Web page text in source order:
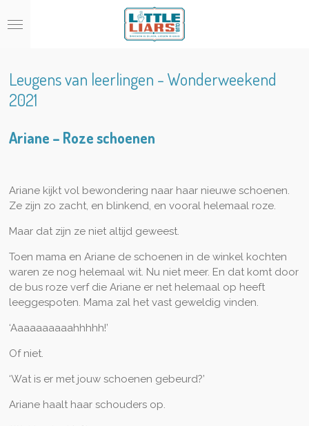
direct
hoofdinhoud
Leugens van leerlingen - Wonderweekend
2021
Ariane – Roze schoenen
Ariane kijkt vol bewondering naar haar nieuwe schoenen.
Ze zijn zo zacht, en blinkend, en vooral helemaal roze.
Maar dat zijn ze niet altijd geweest.
Toen mama en Ariane de schoenen in de winkel kochten
waren ze nog helemaal wit. Nu niet meer. En dat komt door
de bus roze verf die Ariane er net helemaal op heeft
leeggespoten. Mama zal het vast geweldig vinden.
‘Aaaaaaaaaahhhhh!’
Of niet.
‘Wat is er met jouw schoenen gebeurd?’
Ariane haalt haar schouders op.